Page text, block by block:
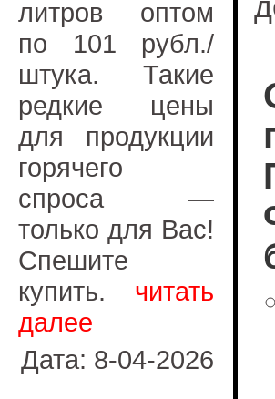
литров оптом
по 101 рубл./
штука. Такие
редкие цены
для продукции
горячего
спроса —
только для Вас!
Спешите
купить. читать
далее
Дата: 8-04-2026